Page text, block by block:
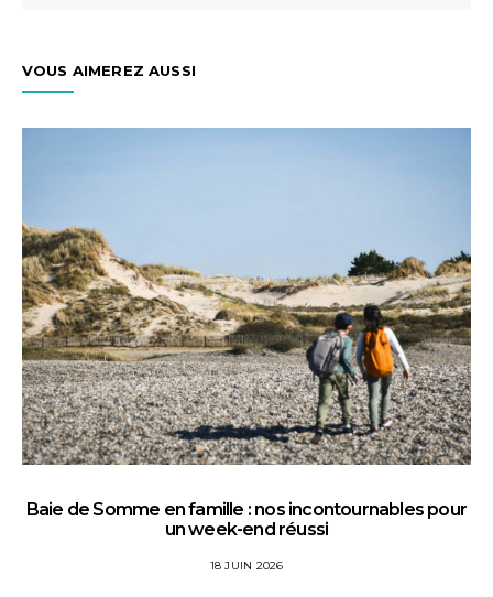
VOUS AIMEREZ AUSSI
Baie de Somme en famille : nos incontournables pour
un week-end réussi
18 JUIN 2026